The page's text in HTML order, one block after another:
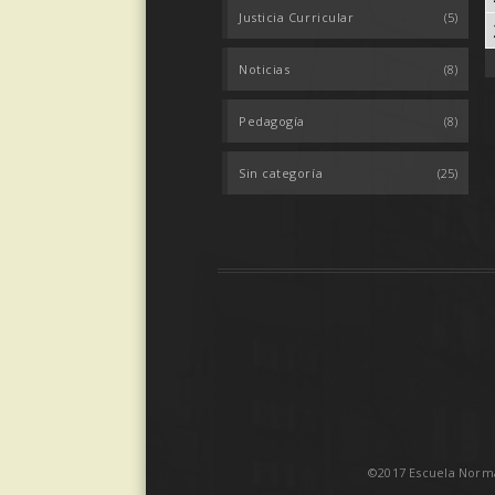
Justicia Curricular (5)
Noticias (8)
Pedagogía (8)
Sin categoría (25)
©2017 Escuela